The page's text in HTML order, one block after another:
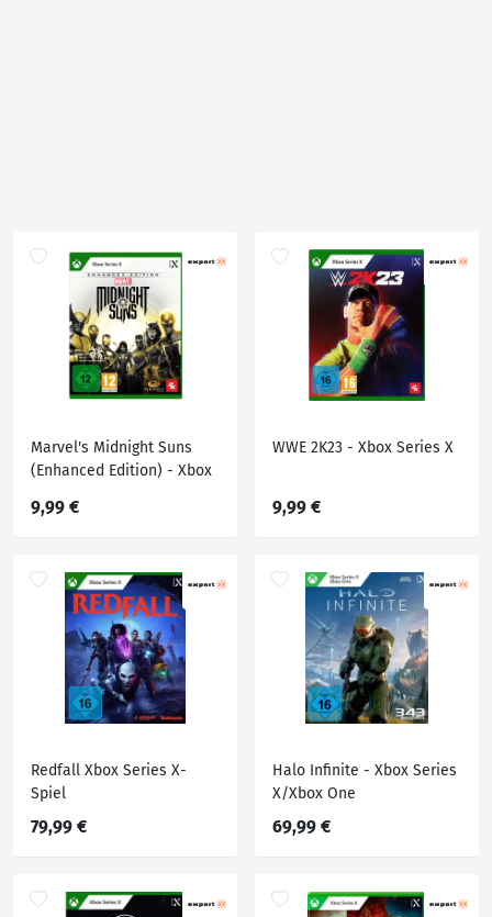
Marvel's Midnight Suns
(Enhanced Edition) - Xbox
9,99 €
WWE 2K23 - Xbox Series X
9,99 €
Redfall Xbox Series X-
Spiel
79,99 €
Halo Infinite - Xbox Series
X/Xbox One
69,99 €